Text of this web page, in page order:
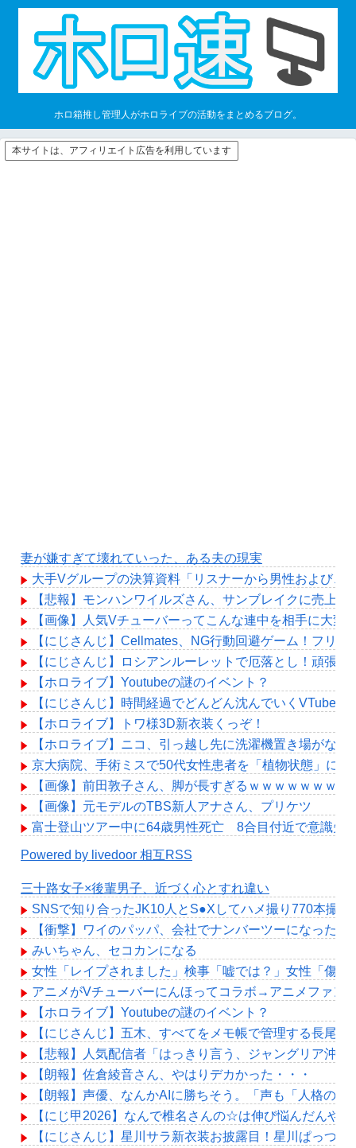
ホロ箱推し管理人がホロライブの活動をまとめるブログ。
本サイトは、アフィリエイト広告を利用しています
妻が嫌すぎて壊れていった、ある夫の現実
大手Vグループの決算資料「リスナーから男性および
【悲報】モンハンワイルズさん、サンブレイクに売上
【画像】人気Vチューバーってこんな連中を相手に大
【にじさんじ】Cellmates、NG行動回避ゲーム！フリが
【にじさんじ】ロシアンルーレットで厄落とし！頑張
【ホロライブ】Youtubeの謎のイベント？
【にじさんじ】時間経過でどんどん沈んでいくVTuber
【ホロライブ】トワ様3D新衣装くっぞ！
【ホロライブ】ニコ、引っ越し先に洗濯機置き場がない
京大病院、手術ミスで50代女性患者を「植物状態」に
【画像】前田敦子さん、脚が長すぎるｗｗｗｗｗｗｗ
【画像】元モデルのTBS新人アナさん、プリケツ
富士登山ツアー中に64歳男性死亡 8合目付近で意識失
Powered by livedoor 相互RSS
三十路女子×後輩男子、近づく心とすれ違い
SNSで知り合ったJK10人とS●Xしてハメ撮り770本撮
【衝撃】ワイのパッパ、会社でナンバーツーになった
みいちゃん、セコカンになる
女性「レイプされました」検事「嘘では？」女性「傷つ
アニメがVチューバーにんほってコラボ→アニメファン
【ホロライブ】Youtubeの謎のイベント？
【にじさんじ】五木、すべてをメモ帳で管理する長尾
【悲報】人気配信者「はっきり言う、ジャングリア沖
【朗報】佐倉綾音さん、やはりデカかった・・・
【朗報】声優、なんかAIに勝ちそう。「声も「人格の象
【にじ甲2026】なんで椎名さんの☆は伸び悩んだんや？
【にじさんじ】星川サラ新衣装お披露目！星川ぱっつん